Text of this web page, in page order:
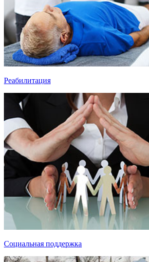
Реабилитация
Социальная поддержка